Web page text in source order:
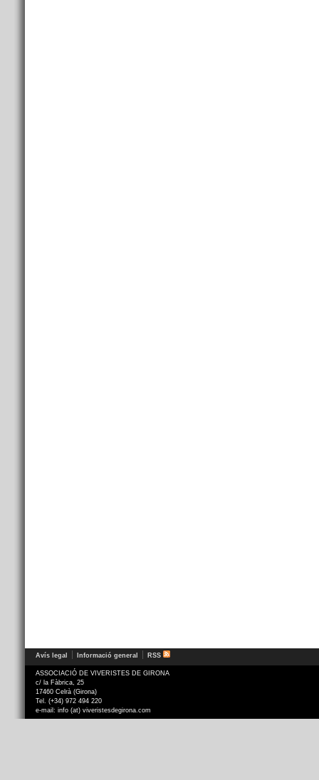
Avís legal Informació general RSS
ASSOCIACIÓ DE VIVERISTES DE GIRONA
c/ la Fàbrica, 25
17460 Celrà (Girona)
Tel. (+34) 972 494 220
e-mail: info (at) viveristesdegirona.com